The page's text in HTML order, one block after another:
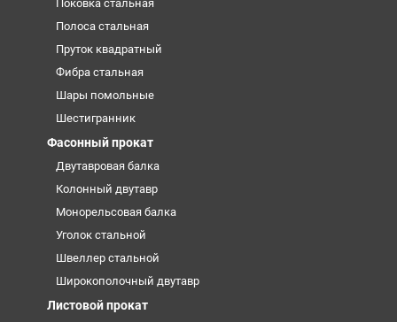
Поковка стальная
Полоса стальная
Пруток квадратный
Фибра стальная
Шары помольные
Шестигранник
Фасонный прокат
Двутавровая балка
Колонный двутавр
Монорельсовая балка
Уголок стальной
Швеллер стальной
Широкополочный двутавр
Листовой прокат